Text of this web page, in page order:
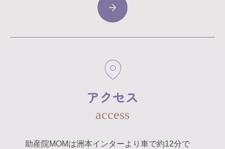
アクセス
access
助産院MOMは洲本インターより車で約12分で